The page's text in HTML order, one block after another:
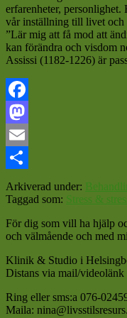
erfarenheter, personlighet.
vår inställning till livet och
”Lär mig att få mod att
kan förändra och visdom
Assissi (1182-1226) är
Facebook
Mastodon
Email
Dela
Arkiverad under:
Taggad som: Stress &
För dig som vill ha hjälp
och välmående och med
Klinik & Studio i
Distans via mail/videolänk
Ring eller sms:a 076-
Maila: